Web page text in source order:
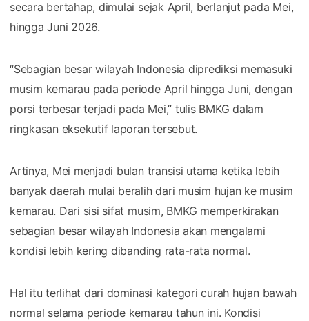
secara bertahap, dimulai sejak April, berlanjut pada Mei,
hingga Juni 2026.
“Sebagian besar wilayah Indonesia diprediksi memasuki
musim kemarau pada periode April hingga Juni, dengan
porsi terbesar terjadi pada Mei,” tulis BMKG dalam
ringkasan eksekutif laporan tersebut.
Artinya, Mei menjadi bulan transisi utama ketika lebih
banyak daerah mulai beralih dari musim hujan ke musim
kemarau. Dari sisi sifat musim, BMKG memperkirakan
sebagian besar wilayah Indonesia akan mengalami
kondisi lebih kering dibanding rata-rata normal.
Hal itu terlihat dari dominasi kategori curah hujan bawah
normal selama periode kemarau tahun ini. Kondisi